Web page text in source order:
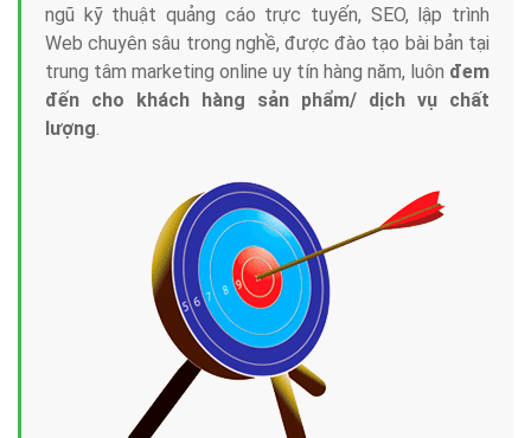
ngũ kỹ thuật quảng cáo trực tuyến, SEO, lập trình
Web chuyên sâu trong nghề, được đào tạo bài bản tại
trung tâm marketing online uy tín hàng năm, luôn đem
đến cho khách hàng sản phẩm/ dịch vụ chất
lượng.